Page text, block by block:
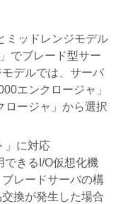
ミッドレンジモデル
でブレード型サー
デルでは、サーバ
エンクロージャ」
ロージャ」から選択
」に対応
できるI/O仮想化機
レードサーバの構
換が発生した場合